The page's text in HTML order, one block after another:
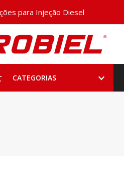
para Injeção Diesel
CATEGORIAS